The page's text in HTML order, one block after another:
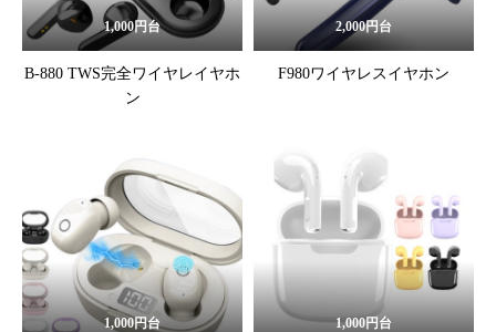
1,000円台
B-880 TWS完全ワイヤレイヤホ
ン
2,000円台
F980ワイヤレスイヤホン
1,000円台 1,000円台